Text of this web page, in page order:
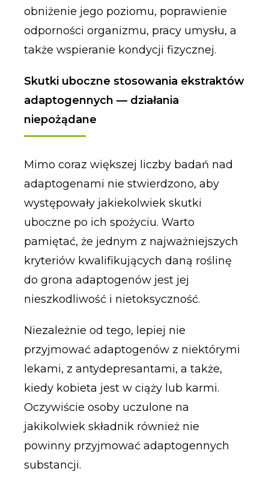
obniżenie jego poziomu, poprawienie
odporności organizmu, pracy umysłu, a
także wspieranie kondycji fizycznej.
Skutki uboczne stosowania ekstraktów
adaptogennych — działania
niepożądane
Mimo coraz większej liczby badań nad
adaptogenami nie stwierdzono, aby
występowały jakiekolwiek skutki
uboczne po ich spożyciu. Warto
pamiętać, że jednym z najważniejszych
kryteriów kwalifikujących daną roślinę
do grona adaptogenów jest jej
nieszkodliwość i nietoksyczność.
Niezależnie od tego, lepiej nie
przyjmować adaptogenów z niektórymi
lekami, z antydepresantami, a także,
kiedy kobieta jest w ciąży lub karmi.
Oczywiście osoby uczulone na
jakikolwiek składnik również nie
powinny przyjmować adaptogennych
substancji.